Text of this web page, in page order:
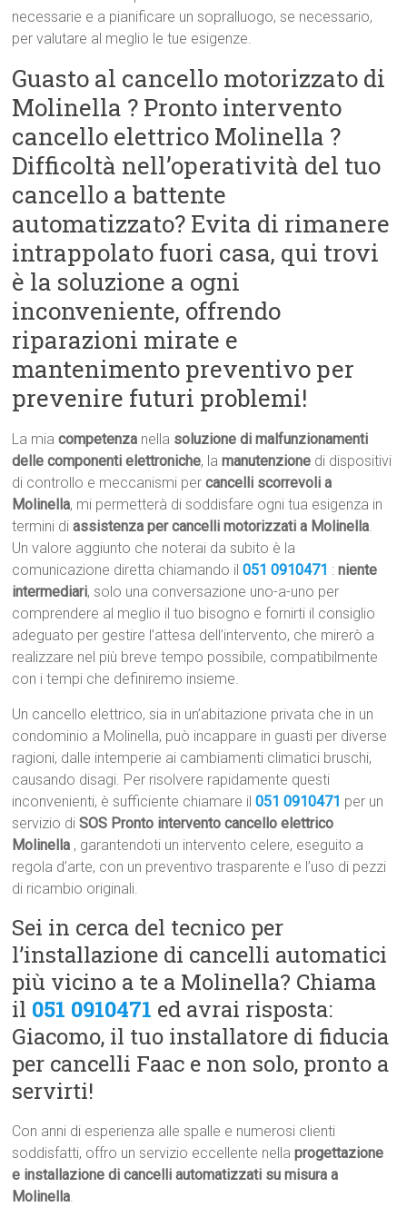
necessarie e a pianificare un sopralluogo, se necessario,
per valutare al meglio le tue esigenze.
Guasto al cancello motorizzato di
Molinella ? Pronto intervento
cancello elettrico Molinella ?
Difficoltà nell’operatività del tuo
cancello a battente
automatizzato? Evita di rimanere
intrappolato fuori casa, qui trovi
è la soluzione a ogni
inconveniente, offrendo
riparazioni mirate e
mantenimento preventivo per
prevenire futuri problemi!
La miacompetenza nella soluzione di malfunzionamenti
delle componenti elettroniche, lamanutenzione di dispositivi
di controllo e meccanismi percancelli scorrevoli a
Molinella, mi permetterà di soddisfare ogni tua esigenza in
termini diassistenza per cancelli motorizzati a Molinella.
Un valore aggiunto che noterai da subito è la
comunicazione diretta chiamando il051 0910471 :niente
intermediari, solo una conversazione uno-a-uno per
comprendere al meglio il tuo bisogno e fornirti il consiglio
adeguato per gestire l’attesa dell’intervento, che mirerò a
realizzare nel più breve tempo possibile, compatibilmente
con i tempi che definiremo insieme.
Un cancello elettrico, sia in un’abitazione privata che in un
condominio a Molinella, può incappare in guasti per diverse
ragioni, dalle intemperie ai cambiamenti climatici bruschi,
causando disagi. Per risolvere rapidamente questi
inconvenienti, è sufficiente chiamare il051 0910471 per un
servizio di SOS Pronto intervento cancello elettrico
Molinella , garantendoti un intervento celere, eseguito a
regola d’arte, con un preventivo trasparente e l’uso di pezzi
di ricambio originali.
Sei in cerca del tecnico per
l’installazione di cancelli automatici
più vicino a te a Molinella? Chiama
il 051 0910471 ed avrai risposta:
Giacomo, il tuo installatore di fiducia
per cancelli Faac e non solo, pronto a
servirti!
Con anni di esperienza alle spalle e numerosi clienti
soddisfatti, offro un servizio eccellente nellaprogettazione
e installazione di cancelli automatizzati su misura a
Molinella.